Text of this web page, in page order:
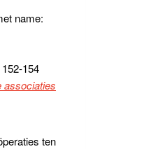
name:
154
associaties
ten